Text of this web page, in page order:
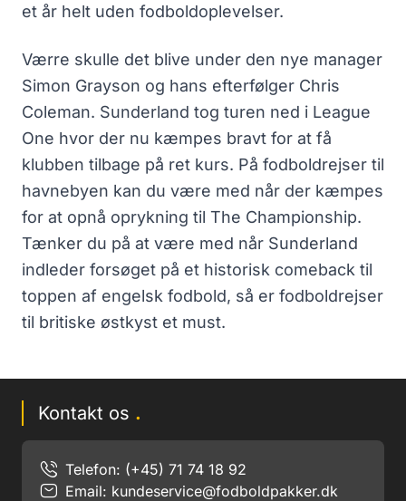
et år helt uden fodboldoplevelser.
Værre skulle det blive under den nye manager
Simon Grayson og hans efterfølger Chris
Coleman. Sunderland tog turen ned i League
One hvor der nu kæmpes bravt for at få
klubben tilbage på ret kurs. På fodboldrejser til
havnebyen kan du være med når der kæmpes
for at opnå oprykning til The Championship.
Tænker du på at være med når Sunderland
indleder forsøget på et historisk comeback til
toppen af engelsk fodbold, så er fodboldrejser
til britiske østkyst et must.
Kontakt os .
Telefon: (+45) 71 74 18 92
Email: kundeservice@fodboldpakker.dk